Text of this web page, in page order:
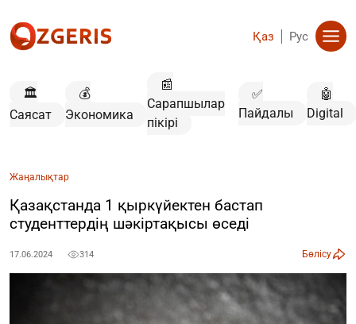
Қаз Рус
🏛️
Саясат
💰
Экономика
📰
Сарапшылар
пікірі
✅
Пайдалы
🤖
Digital
Жаңалықтар
Қазақстанда 1 қыркүйектен бастап
студенттердің шәкіртақысы өседі
17.06.2024 314 Бөлісу